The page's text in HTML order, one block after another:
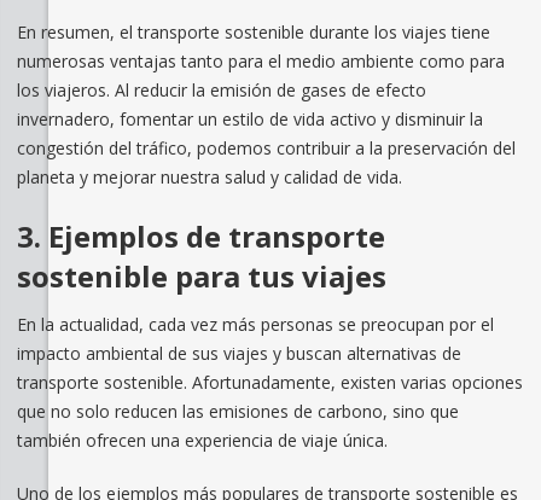
En resumen, el transporte sostenible durante los viajes tiene
numerosas ventajas tanto para el medio ambiente como para
los viajeros. Al reducir la emisión de gases de efecto
invernadero, fomentar un estilo de vida activo y disminuir la
congestión del tráfico, podemos contribuir a la preservación del
planeta y mejorar nuestra salud y calidad de vida.
3. Ejemplos de transporte
sostenible para tus viajes
En la actualidad, cada vez más personas se preocupan por el
impacto ambiental de sus viajes y buscan alternativas de
transporte sostenible. Afortunadamente, existen varias opciones
que no solo reducen las emisiones de carbono, sino que
también ofrecen una experiencia de viaje única.
Uno de los ejemplos más populares de transporte sostenible es